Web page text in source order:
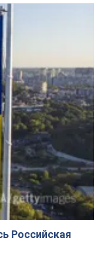
Российская